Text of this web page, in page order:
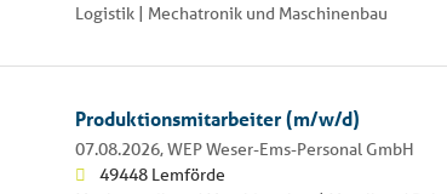
Logistik | Mechatronik und Maschinenbau
Produktionsmitarbeiter (m/w/d)
07.08.2026,WEP Weser-Ems-Personal GmbH
49448 Lemförde